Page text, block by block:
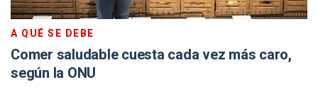
A QUÉ SE DEBE
Comer saludable cuesta cada vez más caro,
según la ONU